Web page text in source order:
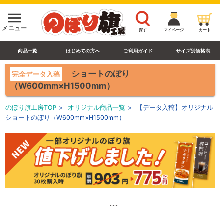
menu
メニュー 探す マイページ カート
商品一覧 はじめての方へ ご利用ガイド サイズ別価格表
完全データ入稿
ショートのぼり
（W600mm×H1500mm）
のぼり旗工房TOP > オリジナル商品一覧 >
【データ入稿】オリジナル
ショートのぼり（W600mm×H1500mm）